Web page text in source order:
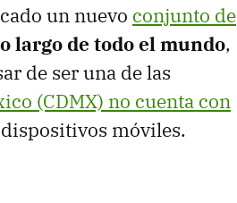
un nuevo conjunto de
largo de todo el mundo,
de ser una de las
(CDMX) no cuenta con
dispositivos móviles.